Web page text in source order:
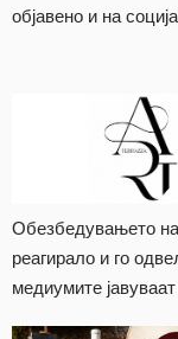
објавено и на
Обезбедувањето
реагирало и го
медиумите